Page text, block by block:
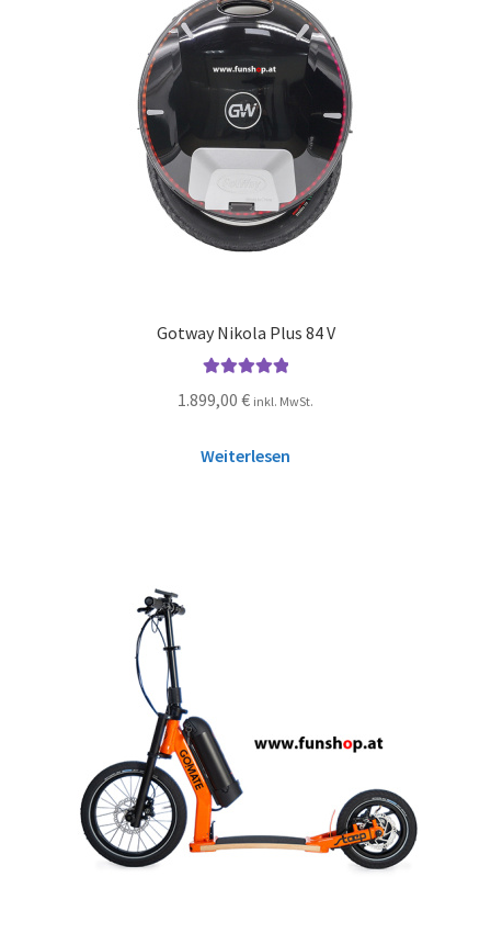
Gotway Nikola Plus 84 V
5.00
1.899,00 € inkl. MwSt.
Weiterlesen